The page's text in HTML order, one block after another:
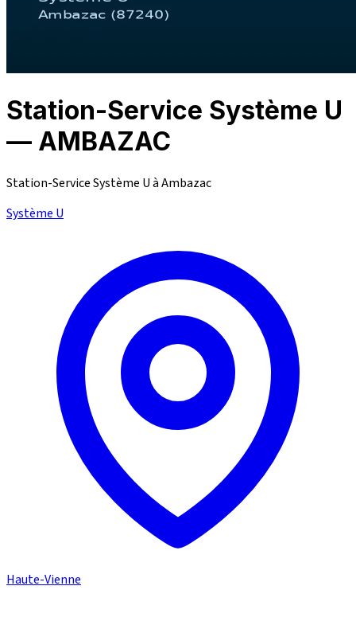
Station-Service Système U
— AMBAZAC
Station-Service Système U à Ambazac
Système U
Haute-Vienne